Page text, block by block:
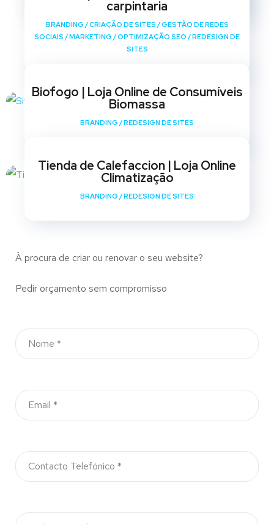
carpintaria
BRANDING /CRIAÇÃO DE SITES /GESTÃO DE REDES
SOCIAIS /MARKETING /OPTIMIZAÇÃO SEO /REDESIGN DE
SITES
Biofogo | Loja Online de Consumíveis
Biomassa
BRANDING /REDESIGN DE SITES
Tienda de Calefaccion | Loja Online
Climatização
BRANDING /REDESIGN DE SITES
À procura de criar ou renovar o seu website?
Pedir orçamento sem compromisso